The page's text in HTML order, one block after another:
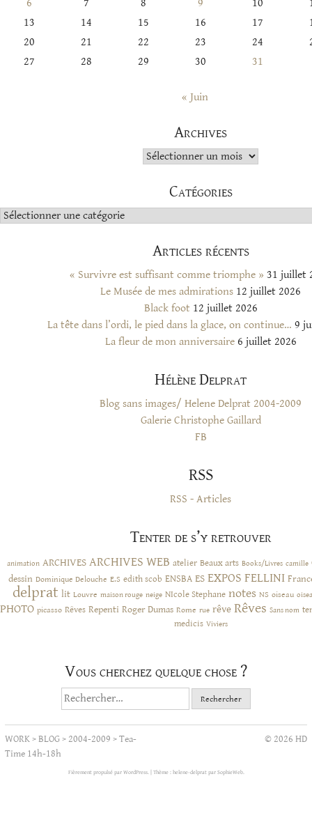
6
7 8 9 10
13
14 15 16 17
20
21 22 23 24
27
28 29 30 31
« Juin
Archives
Archives
Catégories
Catégories
Articles récents
« Survivre est suffisant comme triomphe » 31 juillet
Le Musée de mes admirations 12 juillet 2026
Black foot 12 juillet 2026
La tête dans l’ordi, le pied dans la glace, on continue… 9
La fleur de mon anniversaire 6 juillet 2026
Hélène Delprat
Blog sans images/ Helene Delprat 2004-2009
Galerie Christophe Gaillard
FB
RSS
RSS - Articles
Tenter de s’y retrouver
animation ARCHIVES ARCHIVES WEB atelier Beaux arts Books/Livres camille
dessin Dominique Delouche E.S edith scob ENSBA ES EXPOS FELLINI
delprat lit Louvre maison rouge neige NIcole Stephane notes NS oiseau
PHOTO picasso Rêves Repenti Roger Dumas Rome rue rêve Rêves Sans nom
medicis Viviers
Vous cherchez quelque chose ?
Rechercher :
WORK>BLOG> 2004-2009 >Tea-
Time 14h-18h
© 2026 HD
Fièrement propulsé par WordPress. Thème : helene-delprat par SophieWeb.